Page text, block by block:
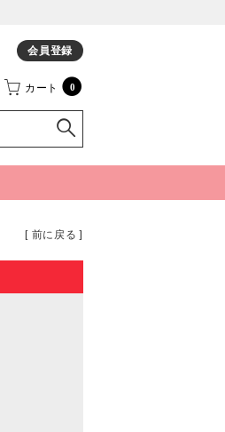
会員登録
カート 0
[ 前に戻る ]